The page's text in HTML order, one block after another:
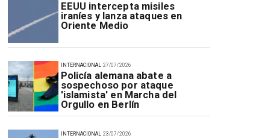
EEUU intercepta misiles
iraníes y lanza ataques en
Oriente Medio
27/07/2026
Policía alemana abate a
sospechoso por ataque
'islamista' en Marcha del
Orgullo en Berlín
INTERNACIONAL
23/07/2026
INTERNACIONAL